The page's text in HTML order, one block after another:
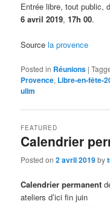
Entrée libre, tout public,
6 avril 2019,17h 00.
Source la provence
Posted in Réunions |
Provence, Libre-en-fête-
ullm
Calendrier
FEATURED
Posted on2 avril 2019by
Calendrier permanent
ateliers d’ici fin juin